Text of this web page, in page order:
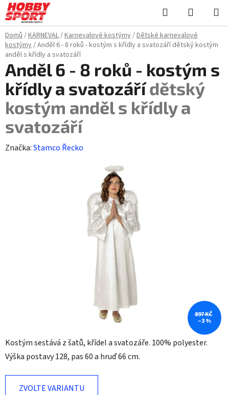
Přejít
na
obsah
Hledat
KOŠÍK
Domů/KARNEVAL/Karnevalové kostýmy/Dětské karnevalové
kostýmy/Anděl 6 - 8 roků - kostým s křídly a svatozářídětský kostým
anděl s křídly a svatozáří
Kostým sestává z šatů, křídel a svatozáře. 100% polyester.
Výška postavy 128, pas 60 a hruď 66 cm.
ZVOLTE VARIANTU
Anděl 6 - 8 roků - kostým s
křídly a svatozářídětský
kostým anděl s křídly a
svatozáří
Značka:Stamco Řecko
897 KČ
–3 %